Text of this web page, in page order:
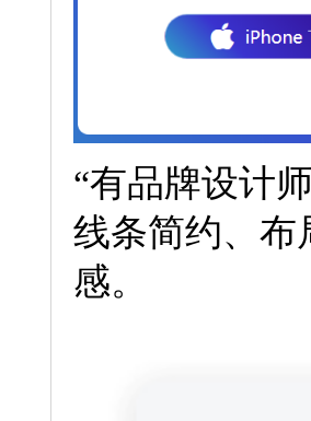
“有品牌设计
线条简约、布
感。